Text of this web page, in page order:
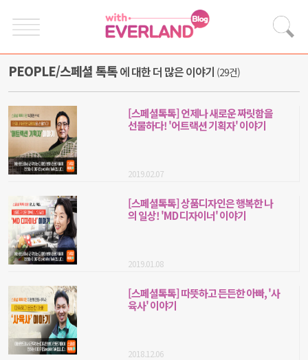
PEOPLE/스페셜 톡톡에 대한 더 많은 이야기 (29건)
[스페셜톡톡] 언제나 새로운 짜릿함을
선물하다! '어트랙션 기획자' 이야기
2019.02.07
[스페셜톡톡] 상품디자인은 행복한 나
의 일상! 'MD 디자이너' 이야기
2019.01.08
[스페셜톡톡] 따뜻하고 든든한 아빠, '사
육사' 이야기
2018.12.06